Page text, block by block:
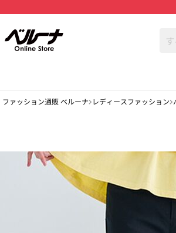
ファッション通販 ベルーナ レディースファッション